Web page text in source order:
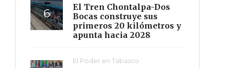
El Tren Chontalpa-Dos
Bocas construye sus
primeros 20 kilómetros y
apunta hacia 2028
El Poder en Tabasco